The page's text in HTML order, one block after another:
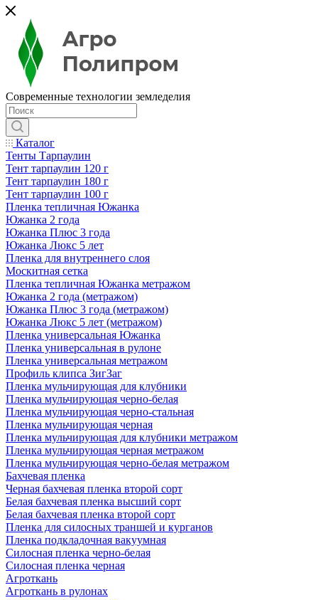
Современные технологии земледелия
Каталог
Тенты Тарпаулин
Тент тарпаулин 120 г
Тент тарпаулин 180 г
Тент тарпаулин 100 г
Пленка тепличная Южанка
Южанка 2 года
Южанка Плюс 3 года
Южанка Люкс 5 лет
Пленка для внутреннего слоя
Москитная сетка
Пленка тепличная Южанка метражом
Южанка 2 года (метражом)
Южанка Плюс 3 года (метражом)
Южанка Люкс 5 лет (метражом)
Пленка универсальная Южанка
Пленка универсальная в рулоне
Пленка универсальная метражом
Профиль клипса ЗигЗаг
Пленка мульчирующая для клубники
Пленка мульчирующая черно-белая
Пленка мульчирующая черно-стальная
Пленка мульчирующая черная
Пленка мульчирующая для клубники метражом
Пленка мульчирующая черная метражом
Пленка мульчирующая черно-белая метражом
Бахчевая пленка
Черная бахчевая пленка второй сорт
Белая бахчевая пленка высший сорт
Белая бахчевая пленка второй сорт
Пленка для силосных траншей и курганов
Пленка подкладочная вакуумная
Силосная пленка черно-белая
Силосная пленка черная
Агроткань
Агроткань в рулонах